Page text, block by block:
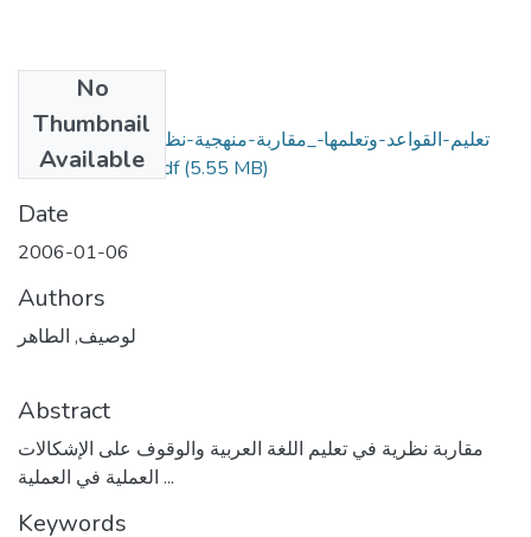
No
Thumbnail
Available
تعليم-القواعد-وتعلمها-_مقاربة-منهجية-نظرية-لتعليمية-اللغة-
العربية-وقواعدها.pdf(5.55 MB)
Date
2006-01-06
Authors
لوصيف, الطاهر
Abstract
مقاربة نظرية في تعليم اللغة العربية والوقوف على الإشكالات
العملية في العملية ...
Keywords